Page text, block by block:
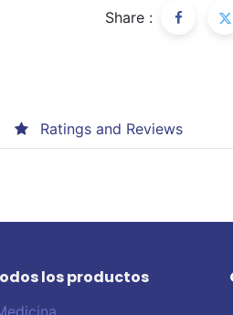
Share :
Ratings and Reviews
los productos